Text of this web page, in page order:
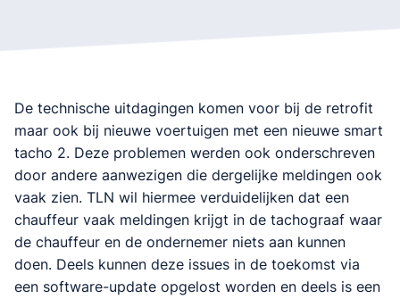
De technische uitdagingen komen voor bij de retrofit
maar ook bij nieuwe voertuigen met een nieuwe smart
tacho 2. Deze problemen werden ook onderschreven
door andere aanwezigen die dergelijke meldingen ook
vaak zien. TLN wil hiermee verduidelijken dat een
chauffeur vaak meldingen krijgt in de tachograaf waar
de chauffeur en de ondernemer niets aan kunnen
doen. Deels kunnen deze issues in de toekomst via
een software-update opgelost worden en deels is een